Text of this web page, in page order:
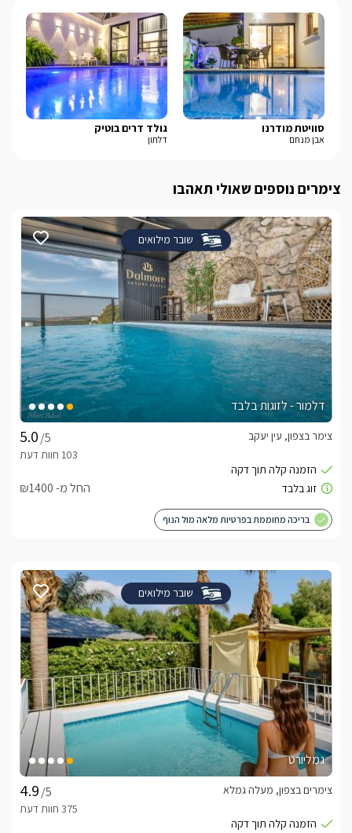
סוויטת מודרנו
אבן מנחם
גולד דרים בוטיק
דלתון
צימרים נוספים שאולי תאהבו
שובר מילואים
דלמור - לזוגות בלבד
/5
צימר בצפון, עין יעקב
החל מ- ₪1400
בריכה מחוממת בפרטיות מלאה מול הנוף
שובר מילואים
גמליורט
/5
צימרים בצפון, מעלה גמלא